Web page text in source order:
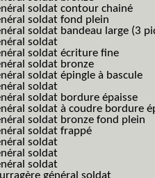
soldat contour chainé
soldat fond plein
soldat bandeau large (3
soldat
soldat écriture fine
soldat bronze
soldat épingle à bascule
soldat
soldat bordure épaisse
soldat à coudre bordure
soldat bronze fond plein
soldat frappé
soldat
soldat
soldat
général soldat